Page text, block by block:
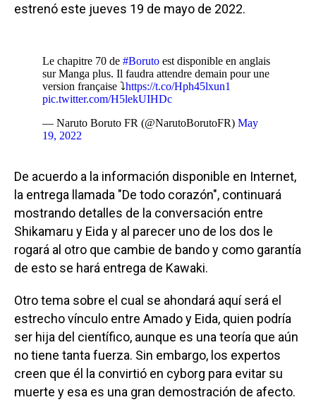
estrenó este jueves 19 de mayo de 2022.
Le chapitre 70 de #Boruto est disponible en anglais
sur Manga plus. Il faudra attendre demain pour une
version française ⤵️https://t.co/Hph45lxun1
pic.twitter.com/H5lekUIHDc
— Naruto Boruto FR (@NarutoBorutoFR) May
19, 2022
De acuerdo a la información disponible en Internet,
la entrega llamada "De todo corazón", continuará
mostrando detalles de la conversación entre
Shikamaru y Eida y al parecer uno de los dos le
rogará al otro que cambie de bando y como garantía
de esto se hará entrega de Kawaki.
Otro tema sobre el cual se ahondará aquí será el
estrecho vínculo entre Amado y Eida, quien podría
ser hija del científico, aunque es una teoría que aún
no tiene tanta fuerza. Sin embargo, los expertos
creen que él la convirtió en cyborg para evitar su
muerte y esa es una gran demostración de afecto.